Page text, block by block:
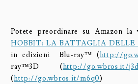
Potete preordinare su Amazon
HOBBIT: LA BATTAGLIA
in edizioni Blu-ray™ (http://
ray™3D (http://go.wbros.it/
(http://go.wbros.it/m6q0)